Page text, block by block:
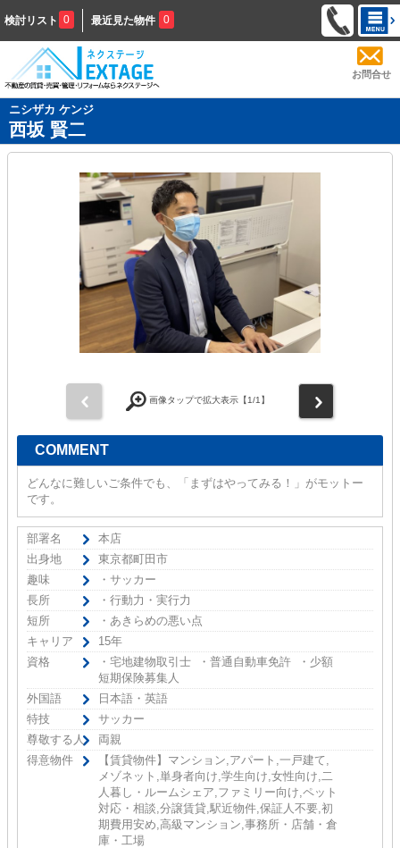
検討リスト 0 最近見た物件 0
お問合せ
ニシザカ ケンジ
西坂 賢二
画像タップで拡大表示【1/1】
COMMENT
どんなに難しいご条件でも、「まずはやってみる！」がモットー
です。
部署名
本店
出身地
東京都町田市
趣味
・サッカー
長所
・行動力・実行力
短所
・あきらめの悪い点
キャリア
15年
資格
・宅地建物取引士 ・普通自動車免許 ・少額
短期保険募集人
外国語
日本語・英語
特技
サッカー
尊敬する人
両親
得意物件
【賃貸物件】マンション,アパート,一戸建て,
メゾネット,単身者向け,学生向け,女性向け,二
人暮し・ルームシェア,ファミリー向け,ペット
対応・相談,分譲賃貸,駅近物件,保証人不要,初
期費用安め,高級マンション,事務所・店舗・倉
庫・工場